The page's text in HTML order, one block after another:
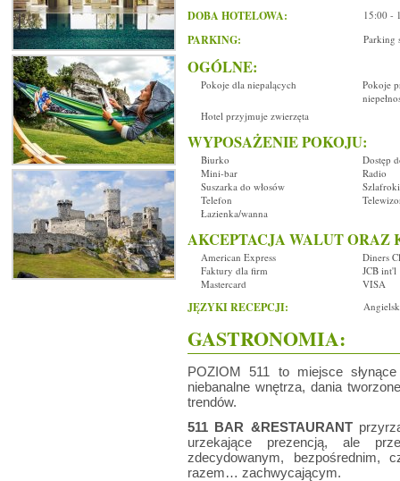
DOBA HOTELOWA: 15:00 -
PARKING: Parking
OGÓLNE:
Pokoje dla niepalących
Pokoje
Hotel przyjmuje zwierzęta
WYPOSAŻENIE POKOJU:
Biurko
Dostęp
Mini-bar
Radio
Suszarka do włosów
Szlafroki
Telefon
Łazienka/wanna
AKCEPTACJA WALUT
American Express
Diners
Faktury dla firm
JCB int'l
Mastercard
VISA
JĘZYKI RECEPCJI:
GASTRONOMIA:
POZIOM 511 to miejsce
niebanalne wnętrza, dania
trendów.
511 BAR &RESTAURANT
urzekające prezencją, ale
zdecydowanym,
razem… zachwycającym.